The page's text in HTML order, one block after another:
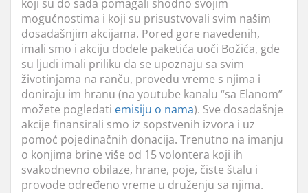
koji su do sada pomagali shodno svojim
mogućnostima i koji su prisustvovali svim našim
dosadašnjim akcijama. Pored gore navedenih,
imali smo i akciju dodele paketića uoči Božića, gde
su ljudi imali priliku da se upoznaju sa svim
životinjama na ranču, provedu vreme s njima i
doniraju im hranu (na youtube kanalu “sa Elanom”
možete pogledati emisiju o nama). Sve dosadašnje
akcije finansirali smo iz sopstvenih izvora i uz
pomoć pojedinačnih donacija. Trenutno na imanju
o konjima brine više od 15 volontera koji ih
svakodnevno obilaze, hrane, poje, čiste štalu i
provode određeno vreme u druženju sa njima.